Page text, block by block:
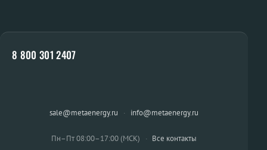
8 800 301 2407
sale@metaenergy.ru · info@metaenergy.ru
Пн–Пт 08:00–17:00 (МСК) · Все контакты